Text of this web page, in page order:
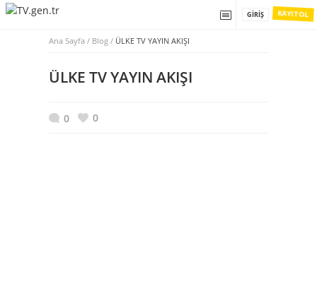
KAYIT OL
GIRIŞ
Ana Sayfa / Blog / ÜLKE TV YAYIN AKIŞI
ÜLKE TV YAYIN AKIŞI
0 0